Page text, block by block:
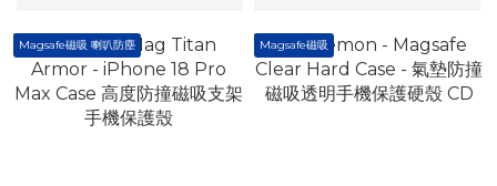
Magsafe磁吸 喇叭防塵 Magsafe磁吸